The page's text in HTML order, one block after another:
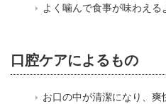
よく噛んで食事が味わえる
口腔ケアによるもの
お口の中が清潔になり、爽